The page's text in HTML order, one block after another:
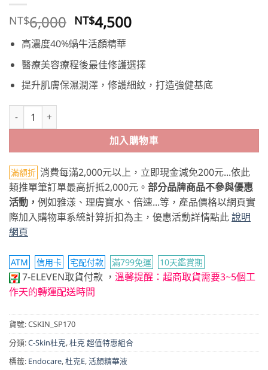
NT$6,000 原
始
價
格：
NT$6,000。
NT$4,500目
格：
NT$4,500。
高濃度40%蝸牛活顏精華
醫療美容療程後最佳修護選擇
提升肌膚保濕潤澤，修護細紋，打造強健基底
Endocare杜克E 活顏精華液 第二件半價組 數量
加入購物車
滿額折 消費每滿2,000元以上，立即現金減免200元...依此
類推單筆訂單最高折抵2,000元。 部分品牌商品不參與優惠
活動， 例如雅漾、理膚寶水、倍速...等，產品價格以網頁實
際加入購物車系統計算折扣為主，優惠活動詳情點此說明
網頁
ATM 信用卡 宅配付款 滿799免運 10天鑑賞期
7-ELEVEN取貨付款 ， 溫馨提醒：超商取貨需要3~5個工
作天的轉運配送時間
貨號:CSKIN_SP170
分類:C-Skin杜克,杜克 超值特惠組合
標籤: Endocare,杜克E,活顏精華液